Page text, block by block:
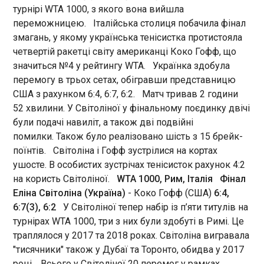
22:51:23
Баварія провела заключний матч сезону. У 34-
му турі німецької Бундесліги в протистоянні з
Кельном мюнхенська команда здобула більш
ніж переконливу перемогу. Матч закінчився з
рахунком 5:1 на користь баварців. Три голи з
п’яти забив англійський форвард Баварії Гаррі
Кейн. Цей успіх приніс йому перше місце в
рейтингу бомбардирів чемпіонату Німеччини. У
32-річного нападника в нинішньому сезоні
Бундесліги на рахунку участь у 31 матчі. У них він
забив 36 голів, і в підсумку втретє поспіль став
кращим бомбардиром чемпіонату. Кейн
виступає за Баварію протягом трьох років. У
першому своєму сезоні в складі цієї команди
він відзначився 36 голами і так само став
найкращим серед бомбардирів німецького
чемпіонату. У наступному сезоні він зміг забити
26 м’ячів, але це також найкращий показник
серед інших футболістів, які забивали голи в
тому сезоні. Баварія тримається за склад і
ЧИТАТЬ
Світоліна виграла турнір WTA 1000 у Римі –
20-й турнір WTA у кар'єрі
22:47:53
Українська тенісистка Еліна
Світоліна, яка наразі є 10-ю у
світовому рейтингу, стала у
суботу переможницею
престижного турніру WTA
1000 у Римі, у фіналі якого
вона здолала американку
ЧИТАТЬ
турнірі WTA 1000, з якого вона вийшла
переможницею. Італійська столиця побачила фінал
змагань, у якому українська тенісистка протистояла
четвертій ракетці світу американці Коко Гофф, що
значиться №4 у рейтингу WTA. Українка здобула
перемогу в трьох сетах, обігравши представницю
США з рахунком 6:4, 6:7, 6:2. Матч тривав 2 години
52 хвилини. У Світоліної у фінальному поєдинку двічі
були подачі навиліт, а також дві подвійні
помилки. Також було реалізовано шість з 15 брейк-
поїнтів. Світоліна і Гофф зустрілися на кортах
ушосте. В особистих зустрічах тенісисток рахунок 4:2
на користь Світоліної.WTA 1000, Рим, Італія
Фінал
Еліна Світоліна (Україна) - Коко Гофф (США) 6:4,
6:7(3), 6:2
У Світоліної тепер набір із п’яти титулів на
турнірах WTA 1000, три з них були здобуті в Римі. Це
траплялося у 2017 та 2018 роках. Світоліна вигравала
"тисячники" також у Дубаї та Торонто, обидва у 2017